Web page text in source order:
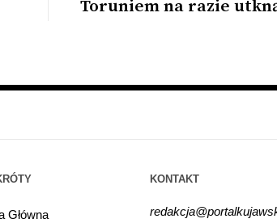
Toruniem na razie
Główna
KONTAKT